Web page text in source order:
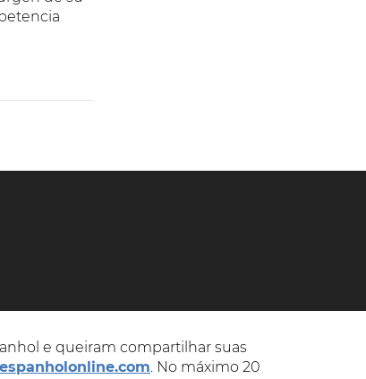
e queiram compartilhar suas
. No máximo 20